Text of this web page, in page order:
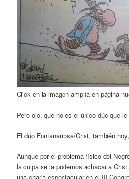
Click en la imagen amplía en página
Pero ojo, que no es el único dúo que
El dúo Fontanarrosa/Crist, también
Aunque por el problema físico del
la culpa se la podemos achacar a
una charla espectacular en el III